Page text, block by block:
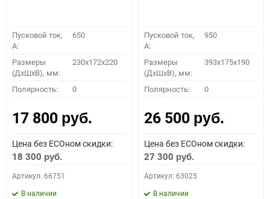
ПОДОБРАТЬ
Как определить полярность?
0 - обратная 1 - прямая 3 - обратная 4 - прямая
Пусковой ток,
A:
650
Размеры
(ДхШхВ), мм:
230x172x220
Полярность: 0
17 800 руб.
Цена без ECOном скидки:
18 300 руб.
Артикул: 66751
В наличии
Пусковой ток,
A:
950
Размеры
(ДхШхВ), мм:
393x175x190
Полярность: 0
26 500 руб.
Цена без ECOном скидки:
27 300 руб.
Артикул: 63025
В наличии